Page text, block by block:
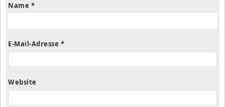
Name *
E-Mail-Adresse *
Website